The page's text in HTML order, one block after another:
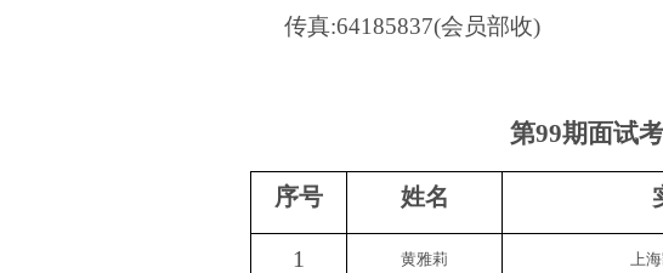
传真:64185837(会员部收)
第99期面试
序号 姓名
1 黄雅莉 上